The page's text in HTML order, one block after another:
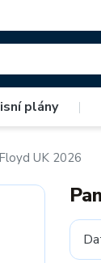
plány |
UK 2026